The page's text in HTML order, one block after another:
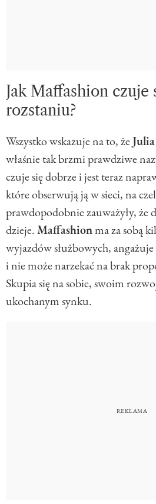
Jak Maffashion czuje
rozstaniu?
Wszystko wskazuje na to, że
właśnie tak brzmi prawdziwe
czuje się dobrze i jest teraz
które obserwują ją w sieci, na
prawdopodobnie zauważyły, że
dzieje.Maffashionma za sobą
wyjazdów służbowych,
i nie może narzekać na brak
Skupia się na sobie, swoim
ukochanym synku.